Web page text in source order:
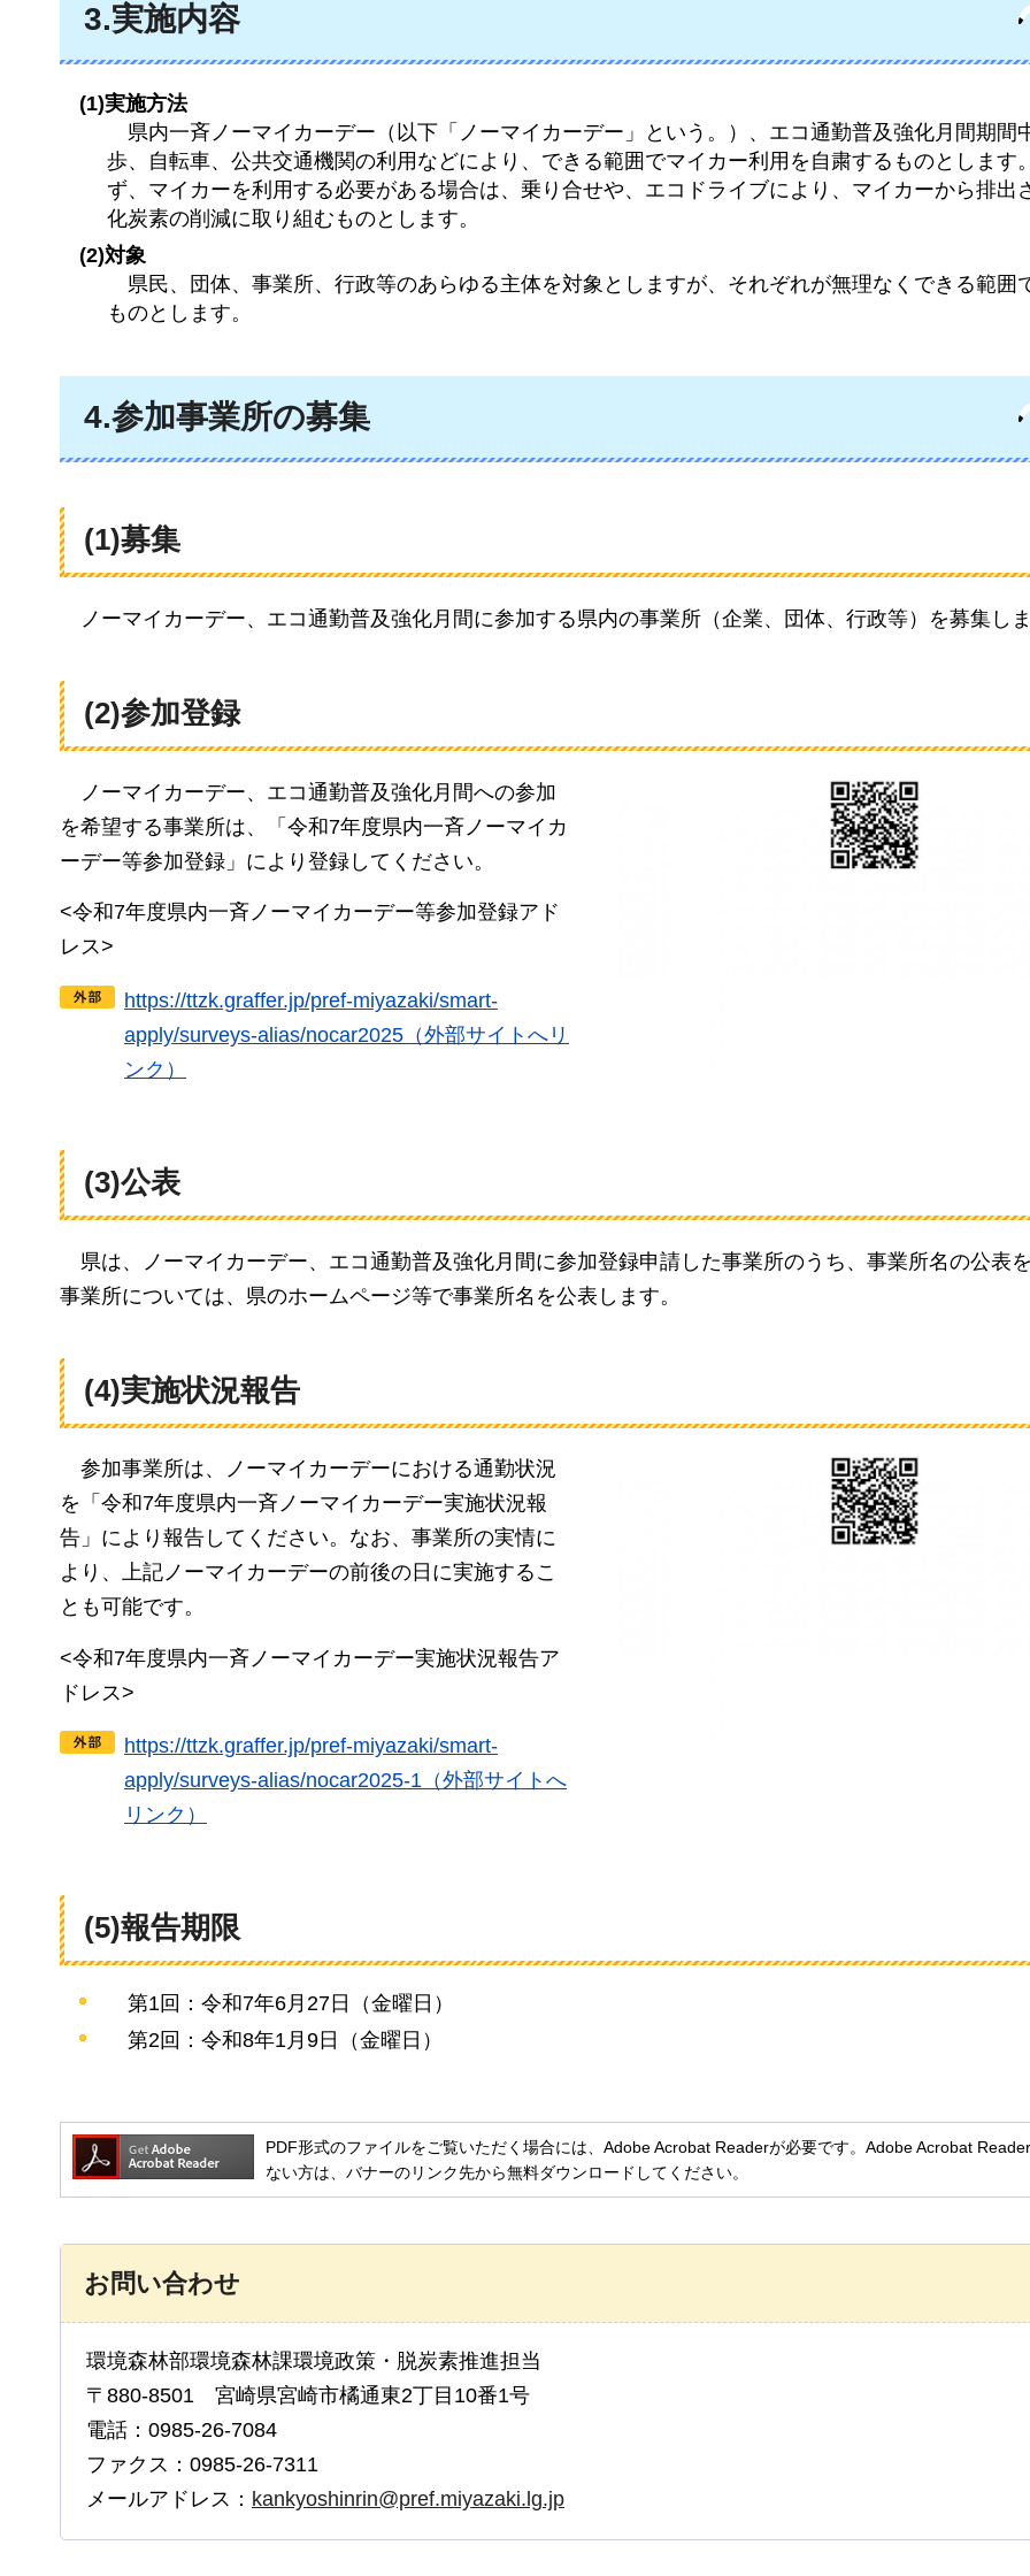
3.実施内容
(1)実施方法
県内一斉ノーマイカーデー（以下「ノーマイカーデー」という。）、エコ通勤普及強化月間期間
歩、自転車、公共交通機関の利用などにより、できる範囲でマイカー利用を自粛するものとします
ず、マイカーを利用する必要がある場合は、乗り合せや、エコドライブにより、マイカーから排出
化炭素の削減に取り組むものとします。
(2)対象
県民、団体、事業所、行政等のあらゆる主体を対象としますが、それぞれが無理なくできる範囲
ものとします。
4.参加事業所の募集
(1)募集
ノ ーマイカーデー、エコ通勤普及強化月間に参加する県内の事業所（企業、団体、行政等）を募集しま
(2)参加登録
ノーマイカーデー、エコ通勤普及強化月間への参加
を希望する事業所は、「令和7年度県内一斉ノーマイカ
ーデー等参加登録」により登録してください。
<令和7年度県内一斉ノーマイカーデー等参加登録アド
レス>
https://ttzk.graffer.jp/pref-miyazaki/smart-
apply/surveys-alias/nocar2025（外部サイトへリ
ンク）
(3)公表
県は、ノーマイカーデー、エコ通勤普及強化月間に参加登録申請した事業所のうち、事業所名の公表
事業所については、県のホームページ等で事業所名を公表します。
(4)実施状況報告
参加事業所は、ノーマイカーデーにおける通勤状況
を「令和7年度県内一斉ノーマイカーデー実施状況報
告」により報告してください。なお、事業所の実情に
より、上記ノーマイカーデーの前後の日に実施するこ
とも可能です。
<令和7年度県内一斉ノーマイカーデー実施状況報告ア
ドレス>
https://ttzk.graffer.jp/pref-miyazaki/smart-
apply/surveys-alias/nocar2025-1（外部サイトへ
リンク）
(5)報告期限
第1回：令和7年6月27日（金曜日）
第2回：令和8年1月9日（金曜日）
PDF形式のファイルをご覧いただく場合には、Adobe Acrobat Readerが必要です。Adobe Acrobat
ない方は、バナーのリンク先から無料ダウンロードしてください。
お問い合わせ
環境森林部環境森林課環境政策・脱炭素推進担当
〒880-8501 宮崎県宮崎市橘通東2丁目10番1号
電話：0985-26-7084
ファクス：0985-26-7311
メールアドレス： kankyoshinrin@pref.miyazaki.lg.jp